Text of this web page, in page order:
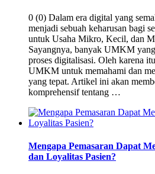
0 (0) Dalam era digital yang
menjadi sebuah keharusan bagi
untuk Usaha Mikro, Kecil, dan
Sayangnya, banyak UMKM
proses digitalisasi. Oleh karena
UMKM untuk memahami dan
yang tepat. Artikel ini akan
komprehensif tentang …
Mengapa Pemasaran Dapat
dan Loyalitas Pasien?